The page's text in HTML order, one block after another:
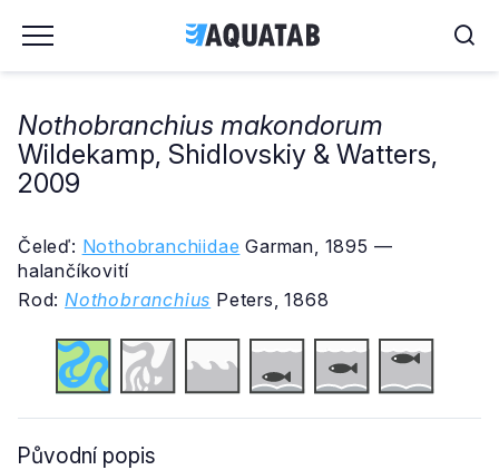
Nothobranchius makondorum
Wildekamp, Shidlovskiy & Watters,
2009
Čeleď: Nothobranchiidae Garman, 1895 —
halančíkovití
Rod: Nothobranchius Peters, 1868
Původní popis